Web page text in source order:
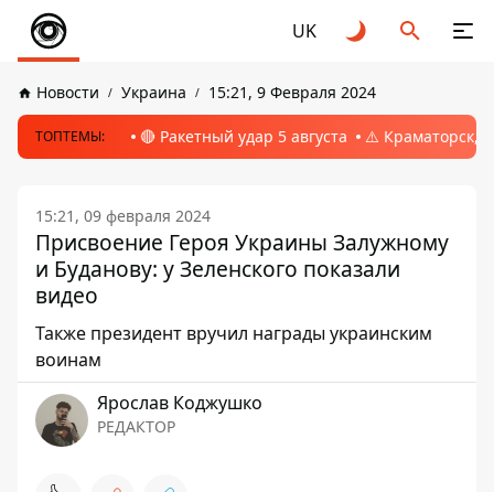
UK
Новости Украина 15:21, 9 Февраля 2024
ТОПТЕМЫ: 🔴 Ракетный удар 5 августа ⚠️ Краматорск,
15:21, 09 февраля 2024
Присвоение Героя Украины Залужному
и Буданову: у Зеленского показали
видео
Также президент вручил награды украинским
воинам
Ярослав Коджушко
РЕДАКТОР